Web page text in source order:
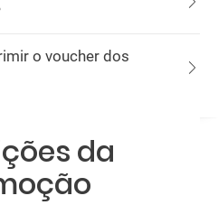
o voucher dos
da